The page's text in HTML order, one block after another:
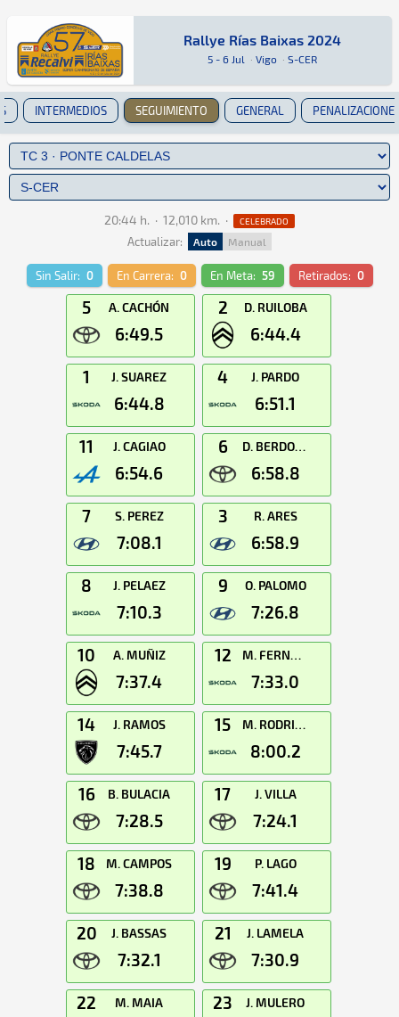
Rallye Rías Baixas 2024
Rallye Rías Baixas 2024
5 - 6 Jul · Vigo · S-CER
Rally · Rallye Rías Baixas 2024 · S-CER:
INTERMEDIOS SEGUIMIENTO GENERAL
20:44 h. · 12,010 km. · CELEBRADO
Actualizar: Auto Manual
Sin Salir: 0 En Carrera: 0 En Meta: 59 Retirados: 0
5 A. CACHÓN
6:49.5
2 D. RUILOBA
6:44.4
1 J. SUAREZ
6:44.8
4 J. PARDO
6:51.1
11 J. CAGIAO
6:54.6
6 D. BERDOMAS
6:58.8
7 S. PEREZ
7:08.1
3 R. ARES
6:58.9
8 J. PELAEZ
7:10.3
9 O. PALOMO
7:26.8
10 A. MUÑIZ
7:37.4
12 M. FERNANDEZ
7:33.0
14 J. RAMOS
7:45.7
15 M. RODRIGUEZ
8:00.2
16 B. BULACIA
7:28.5
17 J. VILLA
7:24.1
18 M. CAMPOS
7:38.8
19 P. LAGO
7:41.4
20 J. BASSAS
7:32.1
21 J. LAMELA
7:30.9
22 M. MAIA 23 J. MULERO